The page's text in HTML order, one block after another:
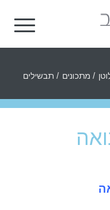
/ מתכונים / תבשילים